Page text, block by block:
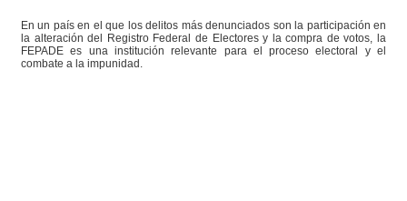
En un país en el que los delitos más denunciados son la participación en
la alteración del Registro Federal de Electores y la compra de votos, la
FEPADE es una institución relevante para el proceso electoral y el
combate a la impunidad.